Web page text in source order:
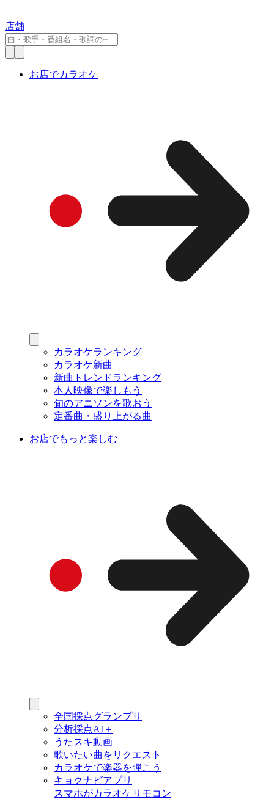
店舗
お店でカラオケ
カラオケランキング
カラオケ新曲
新曲トレンドランキング
本人映像で楽しもう
旬のアニソンを歌おう
定番曲・盛り上がる曲
お店でもっと楽しむ
全国採点グランプリ
分析採点AI＋
うたスキ動画
歌いたい曲をリクエスト
カラオケで楽器を弾こう
キョクナビアプリ
スマホがカラオケリモコン